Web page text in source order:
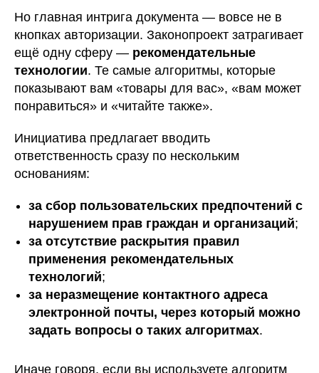
Но главная интрига документа — вовсе не в
кнопках авторизации. Законопроект затрагивает
ещё одну сферу — рекомендательные
технологии. Те самые алгоритмы, которые
показывают вам «товары для вас», «вам может
понравиться» и «читайте также».
Инициатива предлагает вводить
ответственность сразу по нескольким
основаниям:
за сбор пользовательских предпочтений с
нарушением прав граждан и организаций;
за отсутствие раскрытия правил
применения рекомендательных
технологий;
за неразмещение контактного адреса
электронной почты, через который можно
задать вопросы о таких алгоритмах.
Иначе говоря, если вы используете алгоритм